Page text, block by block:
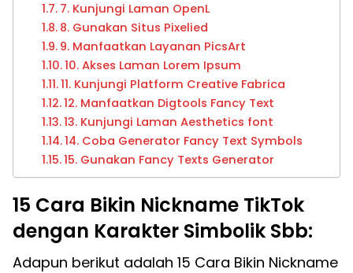
7. Kunjungi Laman OpenL
8. Gunakan Situs Pixelied
9. Manfaatkan Layanan PicsArt
10. Akses Laman Lorem Ipsum
11. Kunjungi Platform Creative Fabrica
12. Manfaatkan Digtools Fancy Text
13. Kunjungi Laman Aesthetics font
14. Coba Generator Fancy Text Symbols
15. Gunakan Fancy Texts Generator
15 Cara Bikin Nickname TikTok
dengan Karakter Simbolik Sbb:
Adapun berikut adalah 15 Cara Bikin Nickname